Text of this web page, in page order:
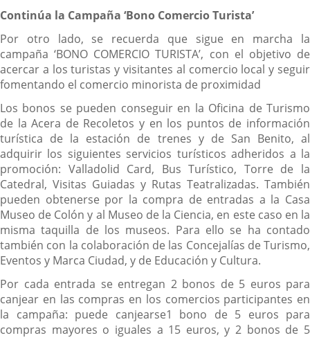
Continúa la Campaña ‘Bono Comercio Turista’
Por otro lado, se recuerda que sigue en marcha la
campaña ‘BONO COMERCIO TURISTA’, con el objetivo de
acercar a los turistas y visitantes al comercio local y seguir
fomentando el comercio minorista de proximidad
Los bonos se pueden conseguir en la Oficina de Turismo
de la Acera de Recoletos y en los puntos de información
turística de la estación de trenes y de San Benito, al
adquirir los siguientes servicios turísticos adheridos a la
promoción: Valladolid Card, Bus Turístico, Torre de la
Catedral, Visitas Guiadas y Rutas Teatralizadas. También
pueden obtenerse por la compra de entradas a la Casa
Museo de Colón y al Museo de la Ciencia, en este caso en la
misma taquilla de los museos. Para ello se ha contado
también con la colaboración de las Concejalías de Turismo,
Eventos y Marca Ciudad, y de Educación y Cultura.
Por cada entrada se entregan 2 bonos de 5 euros para
canjear en las compras en los comercios participantes en
la campaña: puede canjearse1 bono de 5 euros para
compras mayores o iguales a 15 euros, y 2 bonos de 5